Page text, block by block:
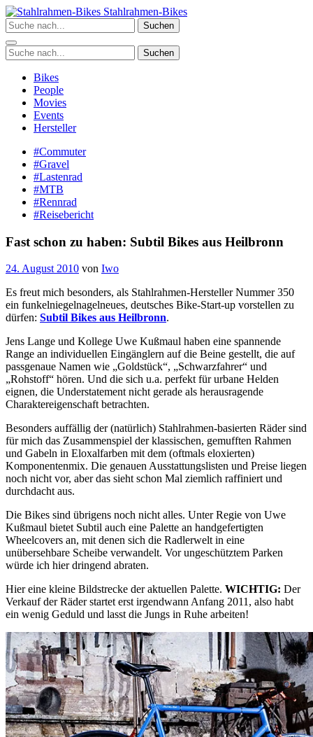
Zum
Inhalt
springen
Stahlrahmen-Bikes
Suchen
Suchen
Bikes
People
Movies
Events
Hersteller
#Commuter
#Gravel
#Lastenrad
#MTB
#Rennrad
#Reisebericht
Fast schon zu haben: Subtil Bikes aus Heilbronn
24. August 2010 von Iwo
Es freut mich besonders, als Stahlrahmen-Hersteller Nummer 350
ein funkelniegelnagelneues, deutsches Bike-Start-up vorstellen zu
dürfen: Subtil Bikes aus Heilbronn.
Jens Lange und Kollege Uwe Kußmaul haben eine spannende
Range an individuellen Eingänglern auf die Beine gestellt, die auf
passgenaue Namen wie „Goldstück“, „Schwarzfahrer“ und
„Rohstoff“ hören. Und die sich u.a. perfekt für urbane Helden
eignen, die Understatement nicht gerade als herausragende
Charaktereigenschaft betrachten.
Besonders auffällig der (natürlich) Stahlrahmen-basierten Räder sind
für mich das Zusammenspiel der klassischen, gemufften Rahmen
und Gabeln in Eloxalfarben mit dem (oftmals eloxierten)
Komponentenmix. Die genauen Ausstattungslisten und Preise liegen
noch nicht vor, aber das sieht schon Mal ziemlich raffiniert und
durchdacht aus.
Die Bikes sind übrigens noch nicht alles. Unter Regie von Uwe
Kußmaul bietet Subtil auch eine Palette an handgefertigten
Wheelcovers an, mit denen sich die Radlerwelt in eine
unübersehbare Scheibe verwandelt. Vor ungeschütztem Parken
würde ich hier dringend abraten.
Hier eine kleine Bildstrecke der aktuellen Palette. WICHTIG: Der
Verkauf der Räder startet erst irgendwann Anfang 2011, also habt
ein wenig Geduld und lasst die Jungs in Ruhe arbeiten!